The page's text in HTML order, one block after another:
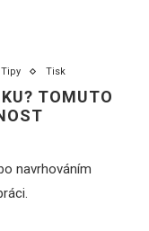
Tipy Tisk
TOMUTO
navrhováním